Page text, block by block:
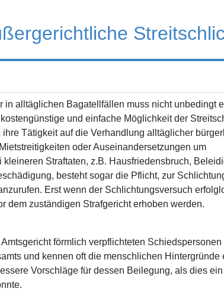
in alltäglichen Bagatellfällen muss nicht unbedingt
und einfache Möglichkeit der
Tätigkeit auf die Verhandlung alltäglicher
oder Auseinandersetzungen um
Straftaten, z.B. Hausfriedensbruch,
besteht sogar die Pflicht, zur
Erst wenn der Schlichtungsversuch
dem zuständigen Strafgericht erhoben werden.
förmlich verpflichteten Schiedspersonen
und kennen oft die menschlichen Hintergründe
Vorschläge für dessen Beilegung, als dies